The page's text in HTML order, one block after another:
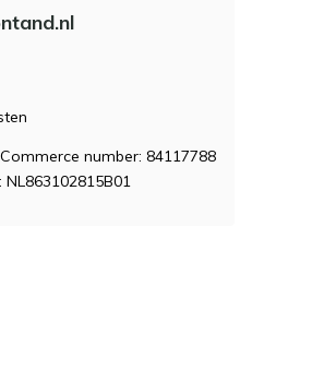
number: 84117788
NL863102815B01